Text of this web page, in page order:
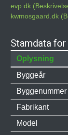
evp.dk
kwmosgaard.dk
Stamdata for
Oplysning
Byggeår
Byggenummer
Fabrikant
Model